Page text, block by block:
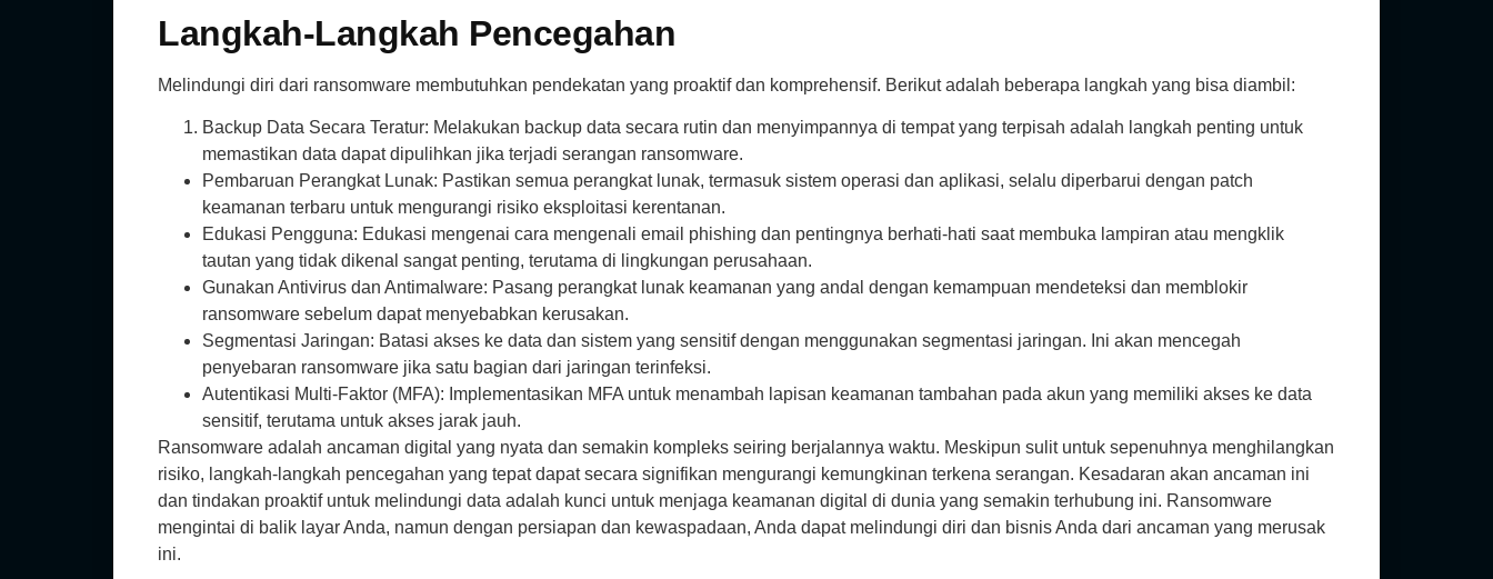
Langkah-Langkah Pencegahan
Melindungi diri dari ransomware membutuhkan pendekatan yang proaktif dan komprehensif. Berikut adalah beberapa langkah yang bisa diambil:
Backup Data Secara Teratur: Melakukan backup data secara rutin dan menyimpannya di tempat yang terpisah adalah langkah penting untuk
memastikan data dapat dipulihkan jika terjadi serangan ransomware.
Pembaruan Perangkat Lunak: Pastikan semua perangkat lunak, termasuk sistem operasi dan aplikasi, selalu diperbarui dengan patch
keamanan terbaru untuk mengurangi risiko eksploitasi kerentanan.
Edukasi Pengguna: Edukasi mengenai cara mengenali email phishing dan pentingnya berhati-hati saat membuka lampiran atau mengklik
tautan yang tidak dikenal sangat penting, terutama di lingkungan perusahaan.
Gunakan Antivirus dan Antimalware: Pasang perangkat lunak keamanan yang andal dengan kemampuan mendeteksi dan memblokir
ransomware sebelum dapat menyebabkan kerusakan.
Segmentasi Jaringan: Batasi akses ke data dan sistem yang sensitif dengan menggunakan segmentasi jaringan. Ini akan mencegah
penyebaran ransomware jika satu bagian dari jaringan terinfeksi.
Autentikasi Multi-Faktor (MFA): Implementasikan MFA untuk menambah lapisan keamanan tambahan pada akun yang memiliki akses ke data
sensitif, terutama untuk akses jarak jauh.
Ransomware adalah ancaman digital yang nyata dan semakin kompleks seiring berjalannya waktu. Meskipun sulit untuk sepenuhnya menghilangkan
risiko, langkah-langkah pencegahan yang tepat dapat secara signifikan mengurangi kemungkinan terkena serangan. Kesadaran akan ancaman ini
dan tindakan proaktif untuk melindungi data adalah kunci untuk menjaga keamanan digital di dunia yang semakin terhubung ini. Ransomware
mengintai di balik layar Anda, namun dengan persiapan dan kewaspadaan, Anda dapat melindungi diri dan bisnis Anda dari ancaman yang merusak
ini.